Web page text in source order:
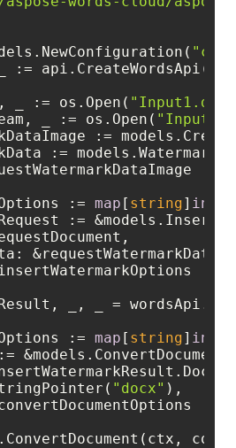
:=
_ := os.Open(
_ := os.Open(
:=
:=
:= map [ string]
:=
&requestWatermarkData,
_, _ =
:= map [ string]
"docx" ),